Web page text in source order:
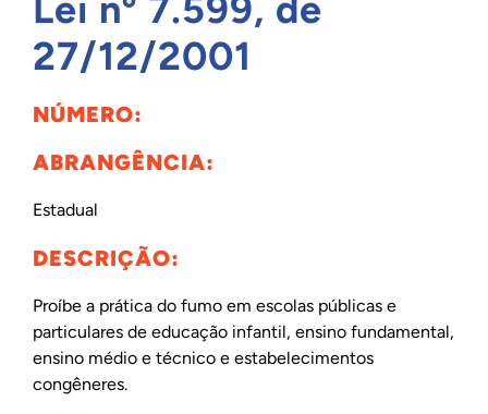
INTERNACIONAL
BIBLIOTECA
27/12/2001
NÚMERO:
ABRANGÊNCIA:
Estadual
DESCRIÇÃO:
Proíbe a prática do fumo em escolas públicas e
particulares de educação infantil, ensino fundamental,
ensino médio e técnico e estabelecimentos
congêneres.